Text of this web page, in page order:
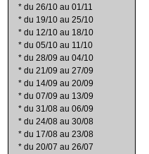
* du 26/10 au 01/11
* du 19/10 au 25/10
* du 12/10 au 18/10
* du 05/10 au 11/10
* du 28/09 au 04/10
* du 21/09 au 27/09
* du 14/09 au 20/09
* du 07/09 au 13/09
* du 31/08 au 06/09
* du 24/08 au 30/08
* du 17/08 au 23/08
* du 20/07 au 26/07